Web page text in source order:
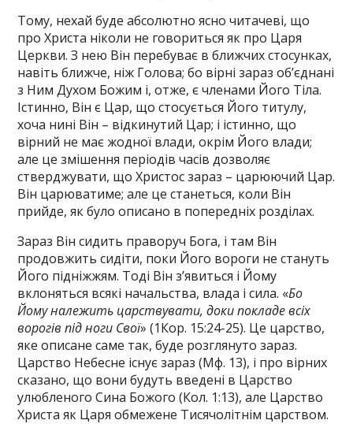
Тому, нехай буде абсолютно ясно читачеві, що
про Христа ніколи не говориться як про Царя
Церкви. З нею Він перебуває в ближчих стосунках,
навіть ближче, ніж Голова; бо вірні зараз об’єднані
з Ним Духом Божим і, отже, є членами Його Тіла.
Істинно, Він є Цар, що стосується Його титулу,
хоча нині Він – відкинутий Цар; і істинно, що
вірний не має жодної влади, окрім Його влади;
але це змішення періодів часів дозволяє
стверджувати, що Христос зараз – царюючий Цар.
Він царюватиме; але це станеться, коли Він
прийде, як було описано в попередніх розділах.
Зараз Він сидить праворуч Бога, і там Він
продовжить сидіти, поки Його вороги не стануть
Його підніжжям. Тоді Він з’явиться і Йому
вклоняться всякі начальства, влада і сила. «Бо
Йому належить царствувати, доки покладе всіх
ворогів під ноги Свої» (1Кор. 15:24-25). Це царство,
яке описане саме так, буде розглянуто зараз.
Царство Небесне існує зараз (Мф. 13), і про вірних
сказано, що вони будуть введені в Царство
улюбленого Сина Божого (Кол. 1:13), але Царство
Христа як Царя обмежене Тисячолітнім царством.